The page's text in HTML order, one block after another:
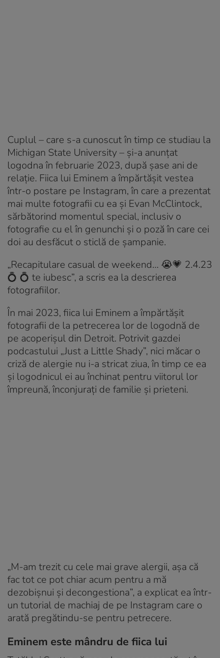
Cuplul – care s-a cunoscut în timp ce studiau la
Michigan State University – și-a anunțat
logodna în februarie 2023, după șase ani de
relație. Fiica lui Eminem a împărtășit vestea
într-o postare pe Instagram, în care a prezentat
mai multe fotografii cu ea și Evan McClintock,
sărbătorind momentul special, inclusiv o
fotografie cu el în genunchi și o poză în care cei
doi au desfăcut o sticlă de șampanie.
„Recapitulare casual de weekend… 😭💗 2.4.23
💍 💍 te iubesc”, a scris ea la descrierea
fotografiilor.
În mai 2023, fiica lui Eminem a împărtășit
fotografii de la petrecerea lor de logodnă de
pe acoperișul din Detroit. Potrivit gazdei
podcastului „Just a Little Shady”, nici măcar o
criză de alergie nu i-a stricat ziua, în timp ce ea
și logodnicul ei au închinat pentru viitorul lor
împreună, înconjurați de familie și prieteni.
„M-am trezit cu cele mai grave alergii, așa că
fac tot ce pot chiar acum pentru a mă
dezobișnui și decongestiona”, a explicat ea într-
un tutorial de machiaj de pe Instagram care o
arată pregătindu-se pentru petrecere.
Eminem este mândru de fiica lui